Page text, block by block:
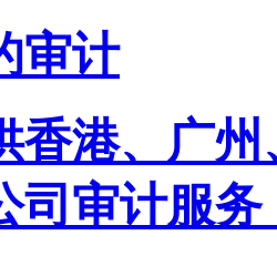
审计
香港、广
司审计服务